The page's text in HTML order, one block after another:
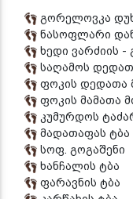
გორელოვკა
ნასოფლარი
ხედი ვარძიის -
საღამოს
ფოკის დედათა
ფოკის მამათა
კუმურდოს
მადათაფას ტბა
სოფ. გოგაშენი
ხანჩალის ტბა
ფარავნის ტბა